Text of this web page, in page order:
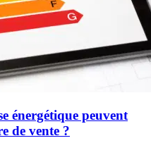
énergétique peuvent
de vente ?